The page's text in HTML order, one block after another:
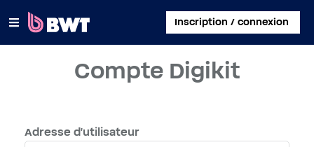
Inscription / connexion
×
SE CONNECTER
ENREGISTRER UN KIT SANS COMPTE
Compte Digikit
Adresse d'utilisateur